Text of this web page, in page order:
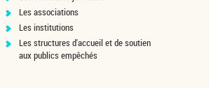
Les associations
Les institutions
Les structures d'accueil et de soutien
aux publics empêchés